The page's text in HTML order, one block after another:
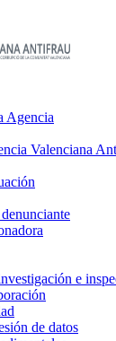
Agencia
Valenciana
e
de datos